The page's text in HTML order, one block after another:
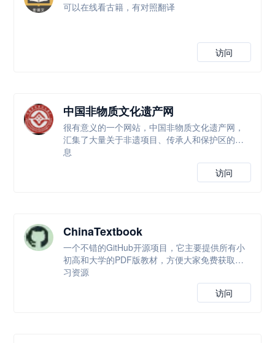
可以在线看古籍，有对照翻译
访问
中国非物质文化遗产网
很有意义的一个网站，中国非物质文化遗产网，
汇集了大量关于非遗项目、传承人和保护区的信
息
访问
ChinaTextbook
一个不错的GitHub开源项目，它主要提供所有小
初高和大学的PDF版教材，方便大家免费获取学
习资源
访问